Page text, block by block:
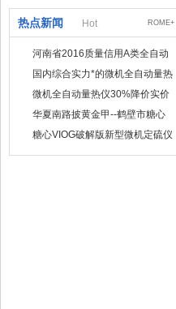
热点新闻 Hot ROME+
河南省2016质量信用A类全自动
量热仪
国内综合实力*的微机全自动量热
仪制造企业
微机全自动量热仪30%降价实价
出售
华夏南路披黄金甲--鹤壁市糖心
VIOG破解版仪器仪表有限公司
糖心VIOG破解版新型微机定硫仪